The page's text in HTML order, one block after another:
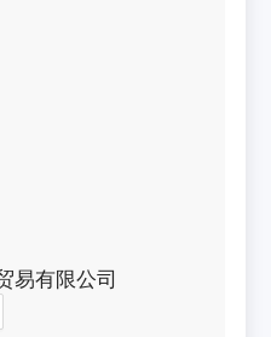
易有限公司